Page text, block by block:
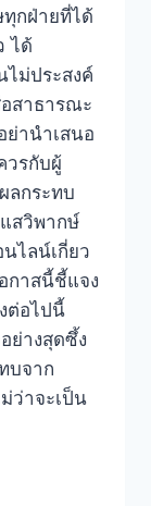
ทุกฝ่ายที่ได้
ได้
ไม่ประสงค์
สาธารณะ
านำเสนอ
วรกับผู้
ลกระทบ
สวิพากษ์
ไลน์เกี่ยว
กาสนี้ชี้แจง
ต่อไปนี้
ย่างสุดซึ้ง
บจาก
ว่าจะเป็น